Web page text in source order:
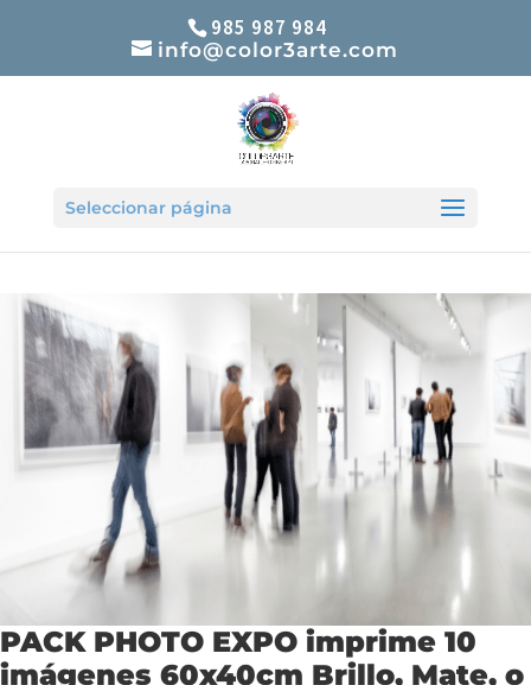
985 987 984
info@color3arte.com
Seleccionar página
PACK PHOTO EXPO imprime 10 imágenes 60x40cm
PACK PHOTO EXPO imprime 10
imágenes 60x40cm Brillo, Mate, o